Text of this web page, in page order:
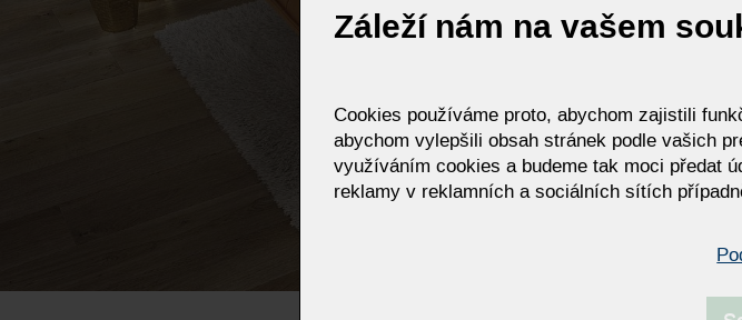
Záleží nám na vašem
Cookies používáme proto, abychom zajistili
abychom vylepšili obsah stránek podle vašich
využíváním cookies a budeme tak moci předat
reklamy v reklamních a sociálních sítích